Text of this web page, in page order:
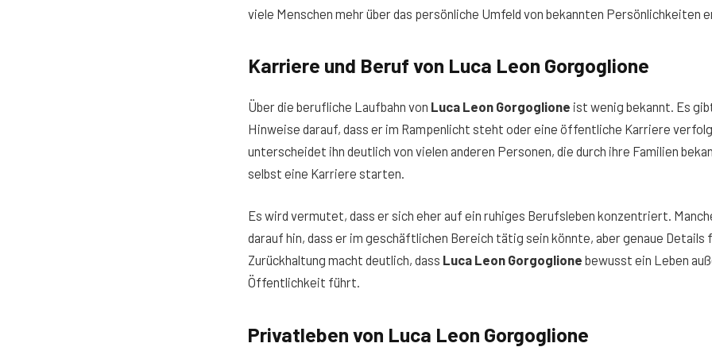
viele Menschen mehr über das persönliche Umfeld von bekannten Persönlichkeiten
Karriere und Beruf von Luca Leon Gorgoglione
Über die berufliche Laufbahn von Luca Leon Gorgoglione ist wenig bekannt. Es
Hinweise darauf, dass er im Rampenlicht steht oder eine öffentliche Karriere
unterscheidet ihn deutlich von vielen anderen Personen, die durch ihre Familien
selbst eine Karriere starten.
Es wird vermutet, dass er sich eher auf ein ruhiges Berufsleben konzentriert.
darauf hin, dass er im geschäftlichen Bereich tätig sein könnte, aber genaue Details
Zurückhaltung macht deutlich, dass Luca Leon Gorgoglione bewusst ein Leben
Öffentlichkeit führt.
Privatleben von Luca Leon Gorgoglione